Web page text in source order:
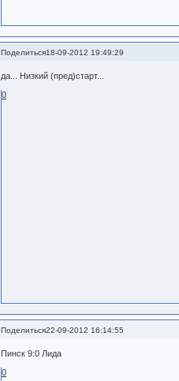
Поделиться18-09-2012 19:49:29
да... Низкий (пред)старт...
0
Поделиться22-09-2012 16:14:55
Пинск 9:0 Лида
0